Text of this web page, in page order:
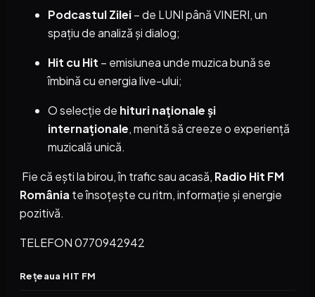
Podcastul Zilei– de LUNI până VINERI, un
spațiu de analiză și dialog;
Hit cu Hit – emisiunea unde muzica bună se
îmbină cu energia live-ului;
O selecție de hituri naționale și
internaționale, menită să creeze o experiență
muzicală unică.
Fie că ești la birou, în trafic sau acasă, Radio Hit FM
România te însoțește cu ritm, informație și energie
pozitivă.
TELEFON 0770942942
Rețeaua HIT FM